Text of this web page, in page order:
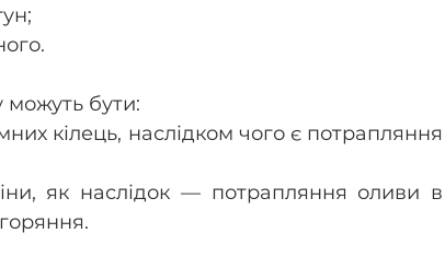
бути:
кілець, наслідком чого є потрапляння
як наслідок — потрапляння оливи в